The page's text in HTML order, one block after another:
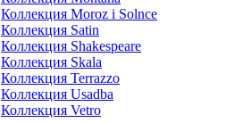
Коллекция Moroz i Solnce
Коллекция Satin
Коллекция Shakespeare
Коллекция Skala
Коллекция Terrazzo
Коллекция Usadba
Коллекция Vetro